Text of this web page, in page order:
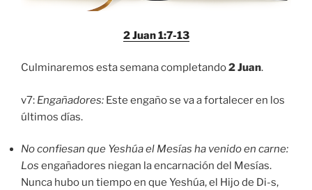
2 Juan 1:7-13
Culminaremos esta semana completando2 Juan.
v7: Engañadores: Este engaño se va a fortalecer en los
últimos días.
No confiesan que Yeshúa el Mesías ha venido en carne:
Los engañadores niegan la encarnación del Mesías.
Nunca hubo un tiempo en que Yeshúa, el Hijo de Di-s,